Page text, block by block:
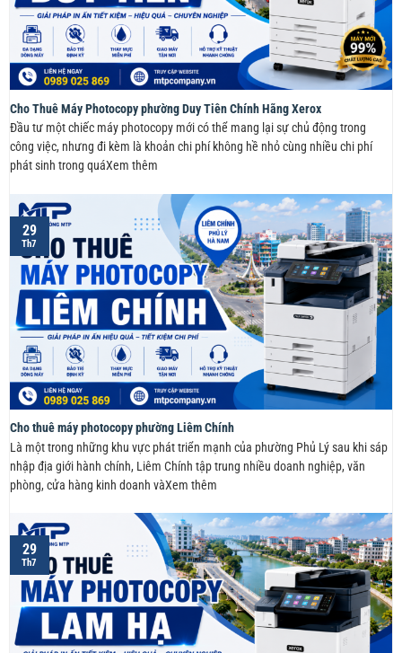
Cho Thuê Máy Photocopy phường Duy Tiên Chính Hãng Xerox
Đầu tư một chiếc máy photocopy mới có thể mang lại sự chủ động trong
công việc, nhưng đi kèm là khoản chi phí không hề nhỏ cùng nhiều chi phí
phát sinh trong quáXem thêm
Cho thuê máy photocopy phường Liêm Chính
Là một trong những khu vực phát triển mạnh của phường Phủ Lý sau khi sáp
nhập địa giới hành chính, Liêm Chính tập trung nhiều doanh nghiệp, văn
phòng, cửa hàng kinh doanh vàXem thêm
29
Th7
29
Th7